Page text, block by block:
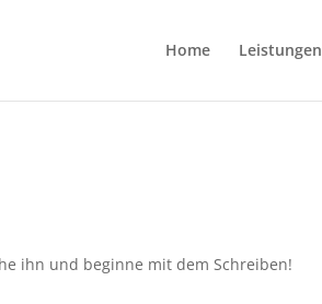
Home Leistungen
ihn und beginne mit dem Schreiben!